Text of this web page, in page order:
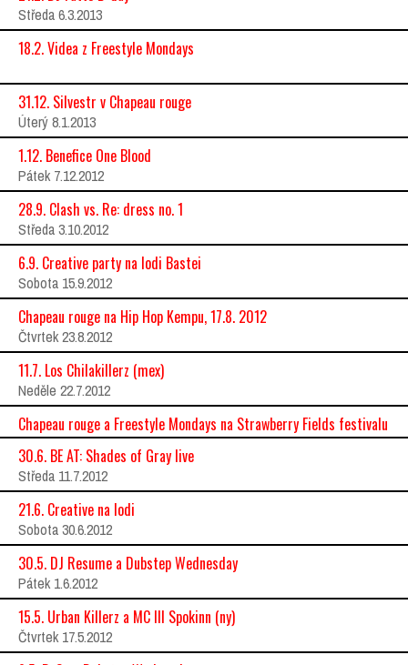
Středa 6.3.2013
18.2. Videa z Freestyle Mondays
31.12. Silvestr v Chapeau rouge
Úterý 8.1.2013
1.12. Benefice One Blood
Pátek 7.12.2012
28.9. Clash vs. Re: dress no. 1
Středa 3.10.2012
6.9. Creative party na lodi Bastei
Sobota 15.9.2012
Chapeau rouge na Hip Hop Kempu, 17.8. 2012
Čtvrtek 23.8.2012
11.7. Los Chilakillerz (mex)
Neděle 22.7.2012
Chapeau rouge a Freestyle Mondays na Strawberry Fields festivalu
30.6. BE AT: Shades of Gray live
Středa 11.7.2012
21.6. Creative na lodi
Sobota 30.6.2012
30.5. DJ Resume a Dubstep Wednesday
Pátek 1.6.2012
15.5. Urban Killerz a MC Ill Spokinn (ny)
Čtvrtek 17.5.2012